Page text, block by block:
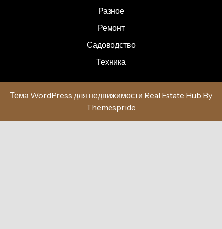
Разное
Ремонт
Садоводство
Техника
Тема WordPress для недвижимости Real Estate Hub By
Themespride